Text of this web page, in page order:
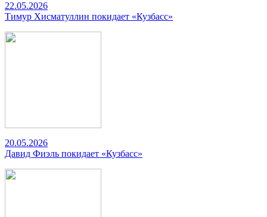
22.05.2026
Тимур Хисматуллин покидает «Кузбасс»
20.05.2026
Давид Фиэль покидает «Кузбасс»